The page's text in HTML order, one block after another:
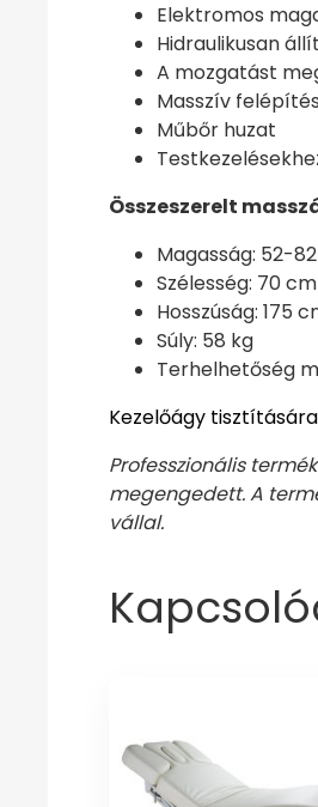
Elektromos
Hidraulikusan
A mozgatást
Masszív felépítés
Műbőr huzat
Összeszerelt
Magasság: 52-
Szélesség: 70 cm
Hosszúság: 175
Súly: 58 kg
Terhelhetőség
Kezelőágy
Professzionális
megengedett. A
vállal.